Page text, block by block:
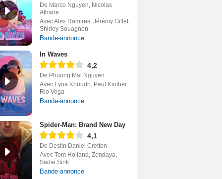
De Marco Nguyen, Nicolas
Athane
Avec Alex Ramires, Jérémy Gillet,
Shirley Souagnon
Bande-annonce
In Waves
4,2
De Phuong Mai Nguyen
Avec Lyna Khoudri, Paul Kircher,
Rio Vega
Bande-annonce
Spider-Man: Brand New Day
4,1
De Destin Daniel Cretton
Avec Tom Holland, Zendaya,
Sadie Sink
Bande-annonce